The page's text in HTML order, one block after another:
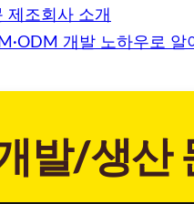
제조회사 소개
개발 노하우로 알
발/생산